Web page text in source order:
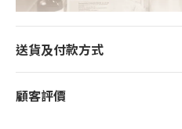
送貨及付款方式
顧客評價